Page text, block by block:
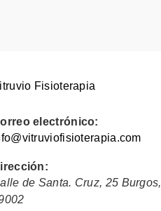
Fisioterapia
electrónico:
de Santa. Cruz, 25 Burgos,